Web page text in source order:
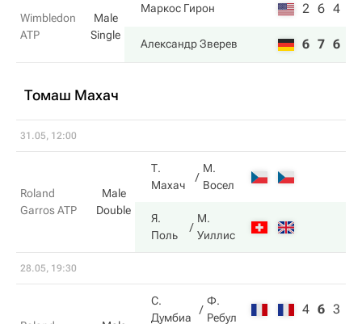
Wimbledon
ATP
Male
Single
Маркос Гирон 2 6 4
Александр Зверев 6 7 6
Томаш Махач
31.05, 12:00
Roland
Garros ATP
Male
Double
Т.
Махач
М.
Восел
Я.
Поль
М.
Уиллис
28.05, 19:30
С.
Думбиа
Ф.
Ребул
4 6 3